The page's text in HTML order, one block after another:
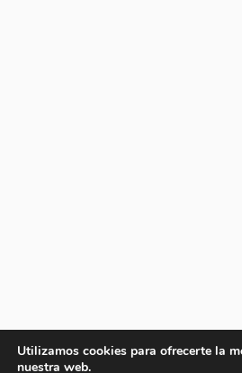
Utilizamos cookies para ofrecerte la
nuestra web.